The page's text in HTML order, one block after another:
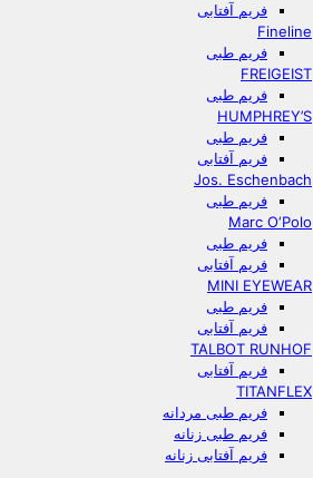
فریم آفتابی
Fineline
فریم طبی
FREIGEIST
فریم طبی
HUMPHREY’S
فریم طبی
فریم آفتابی
Jos. Eschenbach
فریم طبی
Marc O‘Polo
فریم طبی
فریم آفتابی
MINI EYEWEAR
فریم طبی
فریم آفتابی
TALBOT RUNHOF
فریم آفتابی
TITANFLEX
فریم طبی مردانه
فریم طبی زنانه
فریم آفتابی زنانه